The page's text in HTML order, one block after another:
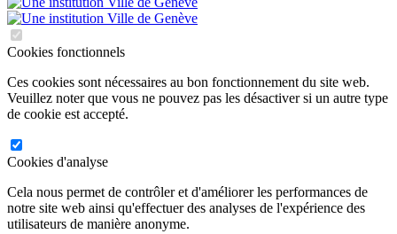
Cookies fonctionnels
Ces cookies sont nécessaires au bon fonctionnement du site web.
Veuillez noter que vous ne pouvez pas les désactiver si un autre type
de cookie est accepté.
Cookies d'analyse
Cela nous permet de contrôler et d'améliorer les performances de
notre site web ainsi qu'effectuer des analyses de l'expérience des
utilisateurs de manière anonyme.